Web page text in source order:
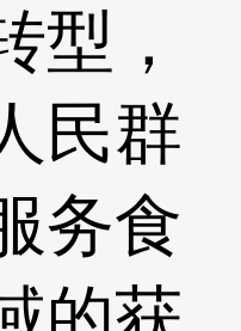
型，
民群
务食